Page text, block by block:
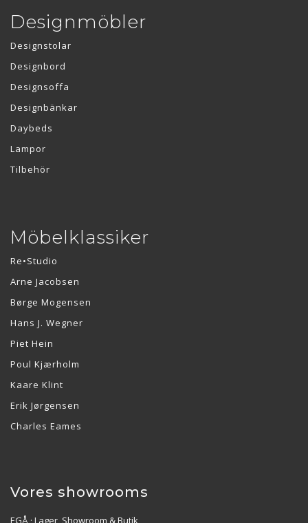
Designmöbler
Designstolar
Designbord
Designsoffa
Designbänkar
Daybeds
Lampor
Tilbehör
Möbelklassiker
Re•Studio
Arne Jacobsen
Børge Mogensen
Hans J. Wegner
Piet Hein
Poul Kjærholm
Kaare Klint
Erik Jørgensen
Charles Eames
Vores showrooms
EGÅ · Lager, Showroom & Butik